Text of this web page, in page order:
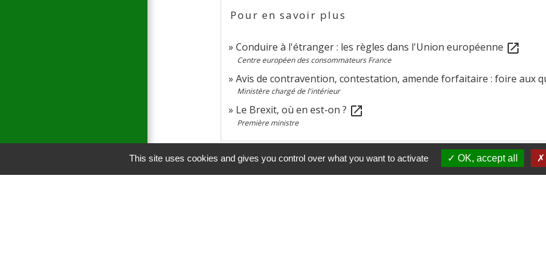
Pour en savoir plus
Conduire à l'étranger : les règles dans l'Union européenne open_in_new
Centre européen des consommateurs France
Avis de contravention, contestation, amende forfaitaire : foire aux
Ministère chargé de l'intérieur
Le Brexit, où en est-on ? open_in_new
Première ministre
This site uses cookies and gives you control over what you want to activate OK, accept all